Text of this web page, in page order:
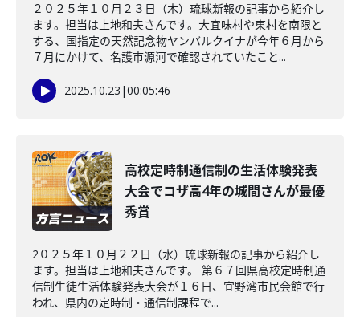
２０２５年１０月２３日（木）琉球新報の記事から紹介し
ます。担当は上地和夫さんです。大宜味村や東村を南限と
する、国指定の天然記念物ヤンバルクイナが今年６月から
７月にかけて、名護市源河で確認されていたこと...
2025.10.23 |00:05:46
高校定時制通信制の生活体験発表
大会でコザ高4年の城間さんが最優
秀賞
2０２５年１０月２２日（水）琉球新報の記事から紹介し
ます。担当は上地和夫さんです。 第６７回県高校定時制通
信制生徒生活体験発表大会が１６日、宜野湾市民会館で行
われ、県内の定時制・通信制課程で...